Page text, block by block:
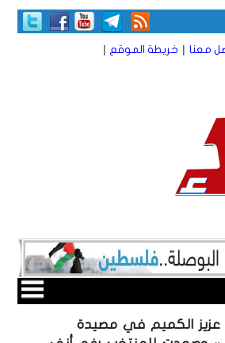
معنا | خريطة الموقع |
عزيز الكميم في مصيدة